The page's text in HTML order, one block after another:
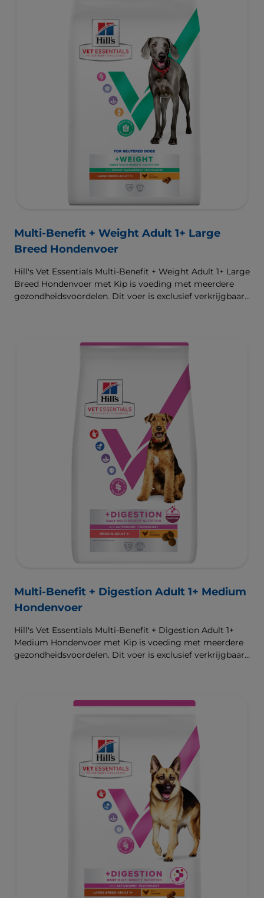
Multi-Benefit + Weight Adult 1+ Large
Breed Hondenvoer
Hill's Vet Essentials Multi-Benefit + Weight Adult 1+ Large
Breed Hondenvoer met Kip is voeding met meerdere
gezondheidsvoordelen. Dit voer is exclusief verkrijgbaar
samengesteld om een gezond gewicht te ondersteunen
gezonde gewrichten. Onze unieke technologie voor
gewichtscontrole helpt honden om vet te verbranden en
een gezond gewicht te bereiken en te behouden. De
beste ondersteuning voor nu en de toekomst.
Multi-Benefit + Digestion Adult 1+ Medium
Hondenvoer
Hill's Vet Essentials Multi-Benefit + Digestion Adult 1+
Medium Hondenvoer met Kip is voeding met meerdere
gezondheidsvoordelen. Dit voer is exclusief verkrijgbaar
unieke darmmicrobioom van huisdieren voedt, voor een
beste ondersteuning voor nu en de toekomst.